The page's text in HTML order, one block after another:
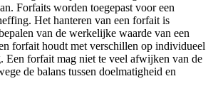
Forfaits worden toegepast voor een
Het hanteren van een forfait is
van de werkelijke waarde van een
forfait houdt met verschillen op individueel
Een forfait mag niet te veel afwijken van de
de balans tussen doelmatigheid en